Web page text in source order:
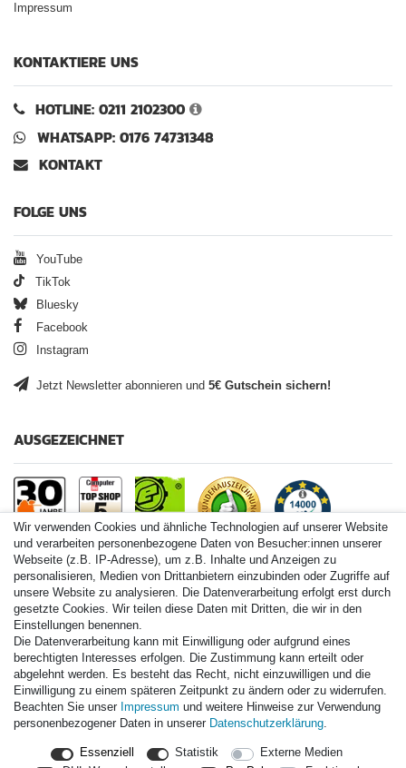
Impressum
KONTAKTIERE UNS
HOTLINE: 0211 2102300
WHATSAPP: 0176 74731348
KONTAKT
FOLGE UNS
YouTube
TikTok
Bluesky
Facebook
Instagram
Jetzt Newsletter abonnieren und 5€ Gutschein sichern!
AUSGEZEICHNET
Paintball.de World
Paintball Shop International
Spares Shop North America
* Alle Preise inkl. ges. MwSt. zzgl. Versandkosten
Zahlungsarten
Versand
Durchschnittliche Bewertung von paintball.debei Trustami:
Wir verwenden Cookies und ähnliche Technologien auf unserer Website
und verarbeiten personenbezogene Daten von Besucher:innen unserer
Webseite (z.B. IP-Adresse), um z.B. Inhalte und Anzeigen zu
personalisieren, Medien von Drittanbietern einzubinden oder Zugriffe auf
unsere Website zu analysieren. Die Datenverarbeitung erfolgt erst durch
gesetzte Cookies. Wir teilen diese Daten mit Dritten, die wir in den
Einstellungen benennen.
Die Datenverarbeitung kann mit Einwilligung oder aufgrund eines
berechtigten Interesses erfolgen. Die Zustimmung kann erteilt oder
abgelehnt werden. Es besteht das Recht, nicht einzuwilligen und die
Einwilligung zu einem späteren Zeitpunkt zu ändern oder zu widerrufen.
Beachten Sie unser Impressum und weitere Hinweise zur Verwendung
personenbezogener Daten in unserer Daten­schutz­erklärung.
Essenziell Statistik
Externe Medien